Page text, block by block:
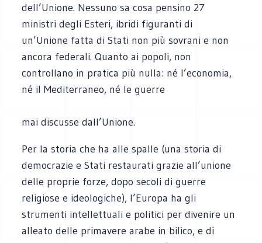
dell’Unione. Nessuno sa cosa pensino 27
ministri degli Esteri, ibridi figuranti di
un’Unione fatta di Stati non più sovrani e non
ancora federali. Quanto ai popoli, non
controllano in pratica più nulla: né l’economia,
né il Mediterraneo, né le guerre
mai discusse dall’Unione.
Per la storia che ha alle spalle (una storia di
democrazie e Stati restaurati grazie all’unione
delle proprie forze, dopo secoli di guerre
religiose e ideologiche), l’Europa ha gli
strumenti intellettuali e politici per divenire un
alleato delle primavere arabe in bilico, e di